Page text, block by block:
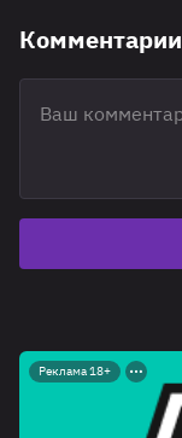
Комментарии
Реклама 18+